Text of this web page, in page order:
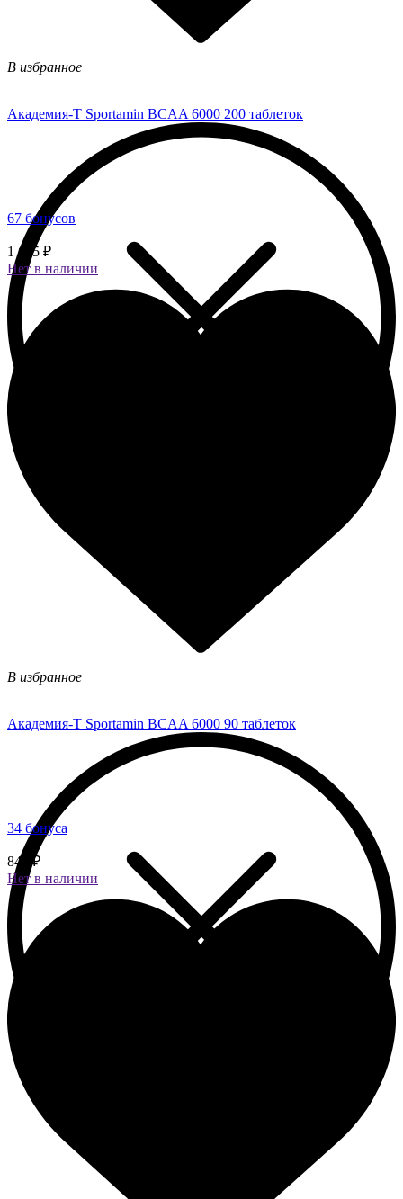
В избранное
Академия-Т Sportamin BCAA 6000 200 таблеток
67 бонусов
1 685 ₽
Нет в наличии
В избранное
Академия-Т Sportamin BCAA 6000 90 таблеток
34 бонуса
843 ₽
Нет в наличии